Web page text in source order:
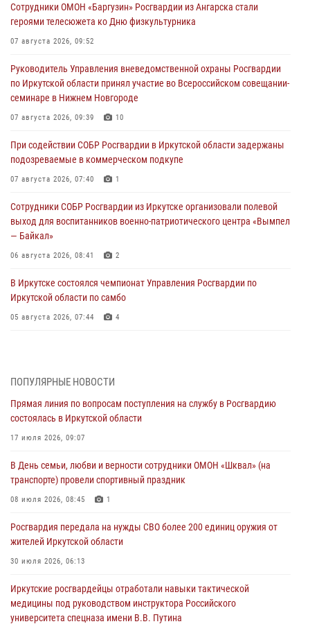
Сотрудники ОМОН «Баргузин» Росгвардии из Ангарска стали
героями телесюжета ко Дню физкультурника
07 августа 2026, 09:52
Руководитель Управления вневедомственной охраны Росгвардии
по Иркутской области принял участие во Всероссийском совещании-
семинаре в Нижнем Новгороде
07 августа 2026, 09:39 10
При содействии СОБР Росгвардии в Иркутской области задержаны
подозреваемые в коммерческом подкупе
07 августа 2026, 07:40 1
Сотрудники СОБР Росгвардии из Иркутске организовали полевой
выход для воспитанников военно-патриотического центра «Вымпел
— Байкал»
06 августа 2026, 08:41 2
В Иркутске состоялся чемпионат Управления Росгвардии по
Иркутской области по самбо
05 августа 2026, 07:44 4
04 августа 2026, 07:14 3
Росгвардейцы потушили загоревшийся автомобиль в Иркутске
03 августа 2026, 04:55
Дню Воздушно-десантных войск в Иркутской области
03 августа 2026, 03:32
сердца к сердцу» (видео)
31 июля 2026, 04:37
пропавшую пожилую женщину в Иркутске
30 июля 2026, 07:37
ПОПУЛЯРНЫЕ НОВОСТИ
Прямая линия по вопросам поступления на службу в Росгвардию
состоялась в Иркутской области
17 июля 2026, 09:07
В День семьи, любви и верности сотрудники ОМОН «Шквал» (на
транспорте) провели спортивный праздник
08 июля 2026, 08:45 1
Росгвардия передала на нужды СВО более 200 единиц оружия от
жителей Иркутской области
30 июля 2026, 06:13
Иркутские росгвардейцы отработали навыки тактической
медицины под руководством инструктора Российского
университета спецназа имени В.В. Путина